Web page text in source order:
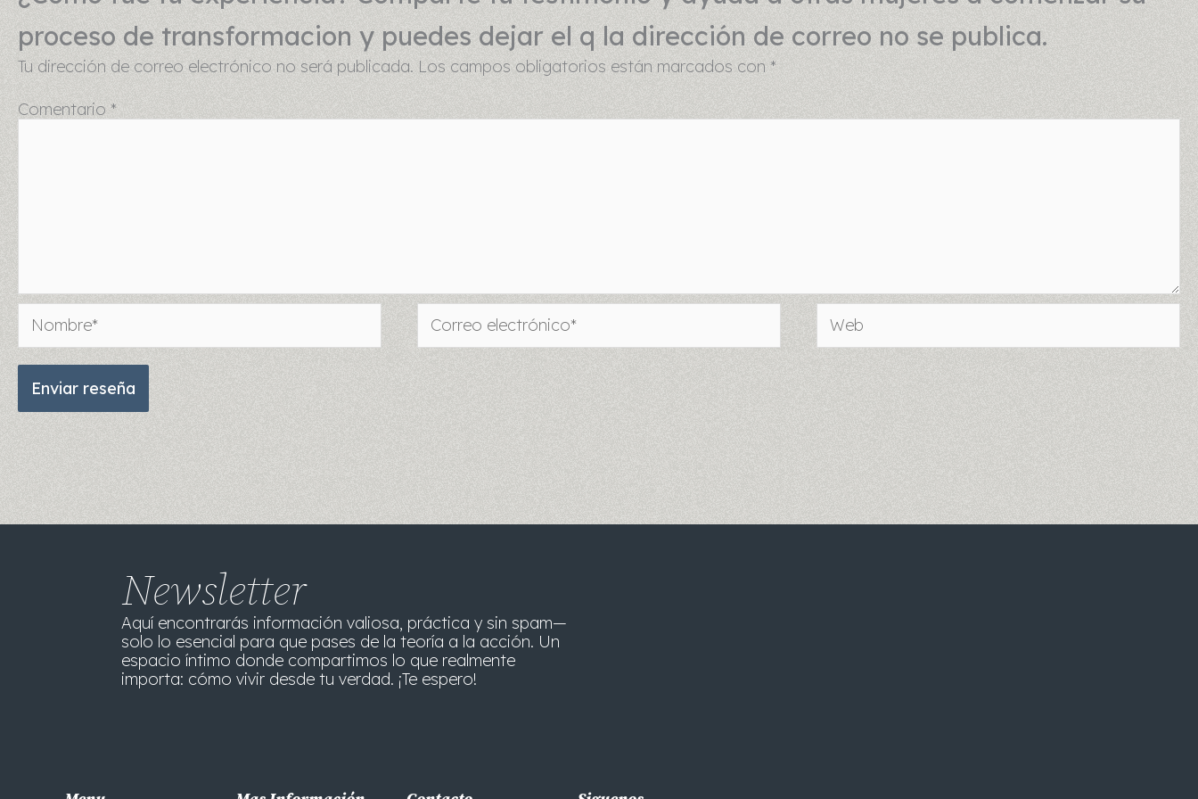
proceso de transformacion y puedes dejar el q la dirección de correo no se publica.
Tu dirección de correo electrónico no será publicada. Los campos obligatorios están marcados con *
Comentario *
electrónico*
Newsletter
Aquí encontrarás información valiosa, práctica y sin spam—
solo lo esencial para que pases de la teoría a la acción. Un
espacio íntimo donde compartimos lo que realmente
importa: cómo vivir desde tu verdad. ¡Te espero!